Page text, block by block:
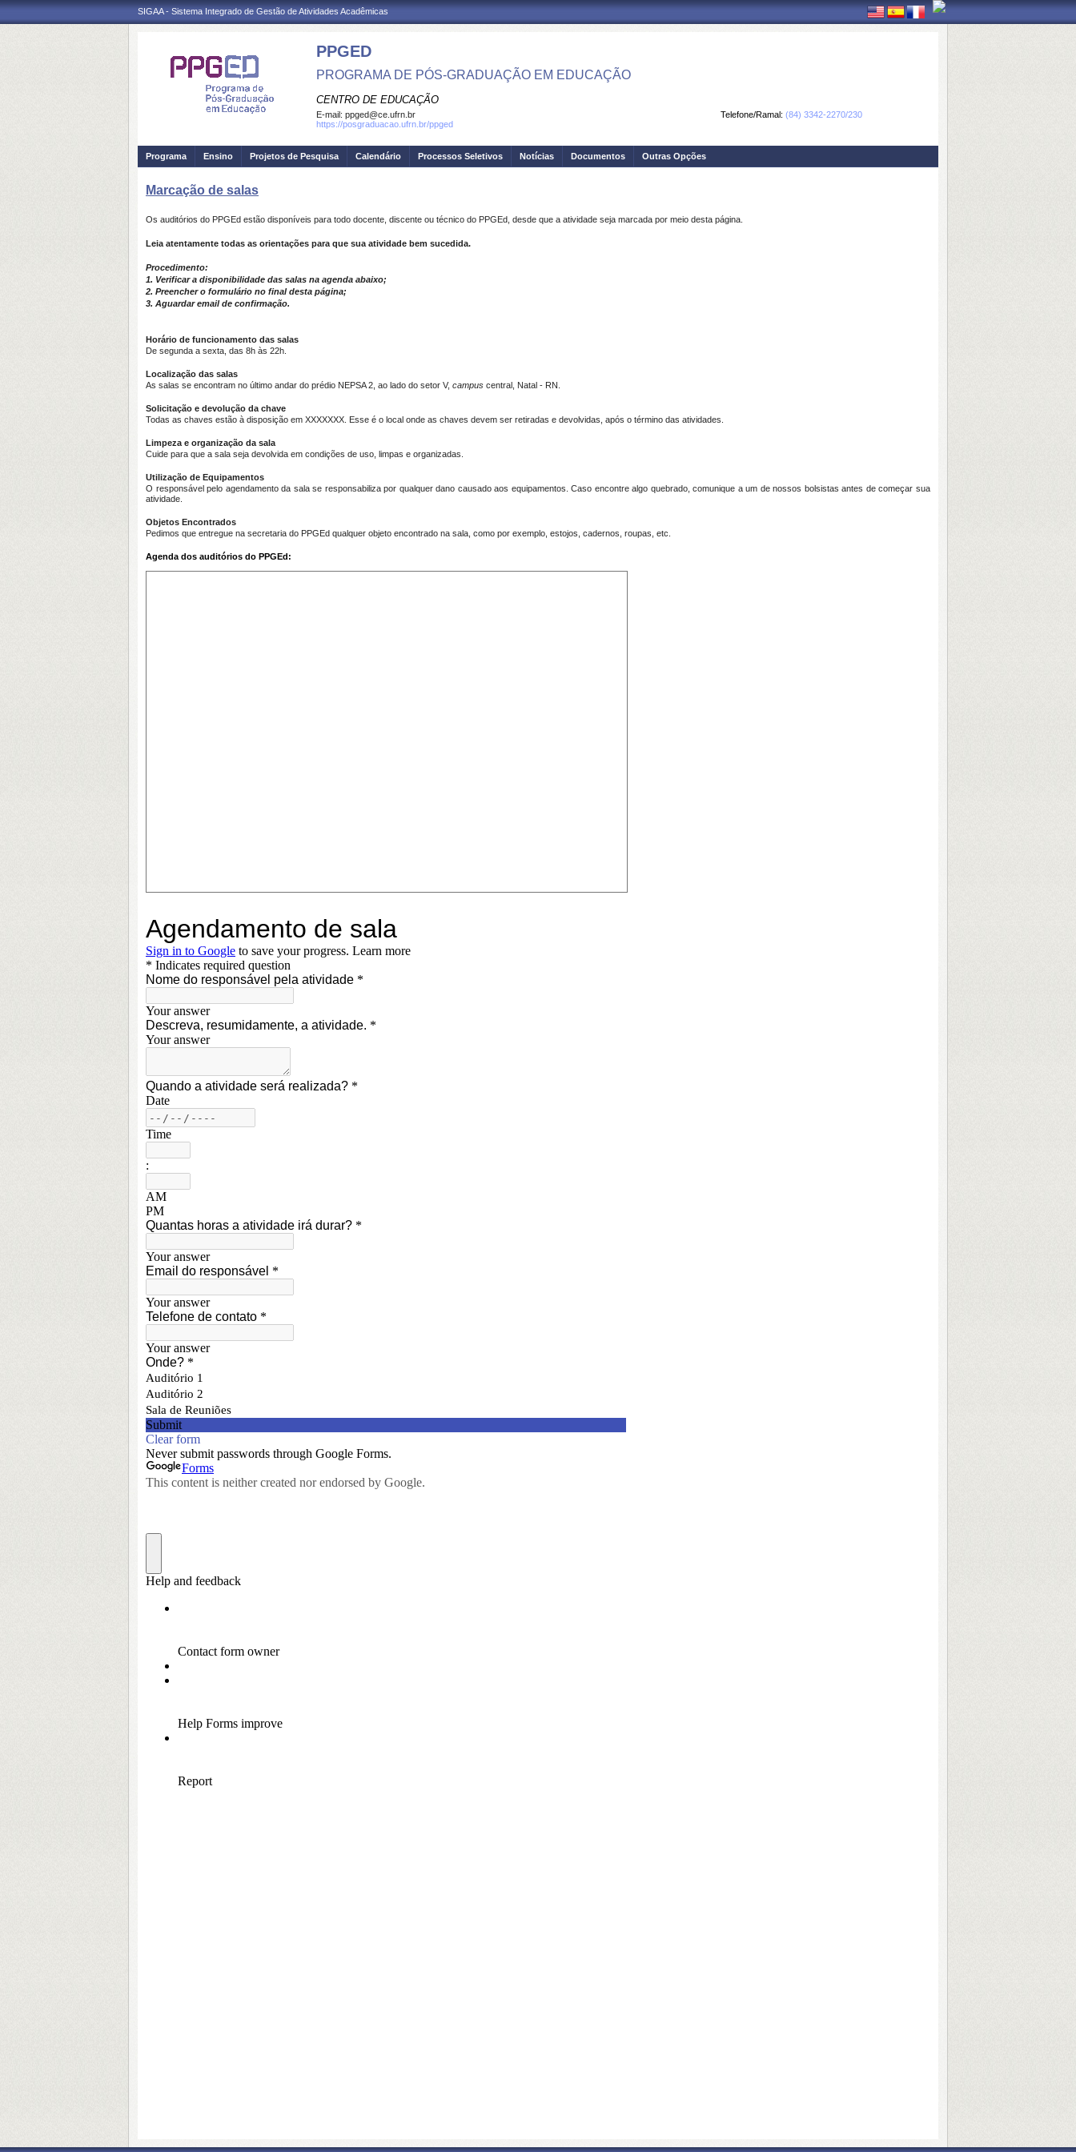
SIGAA - Sistema Integrado de Gestão de Atividades Acadêmicas
PPGED
PROGRAMA DE PÓS-GRADUAÇÃO EM EDUCAÇÃO
CENTRO DE EDUCAÇÃO
Telefone/Ramal: (84) 3342-2270/230
E-mail: ppged@ce.ufrn.br
https://posgraduacao.ufrn.br/ppged
Programa Ensino Projetos de Pesquisa Calendário Processos Seletivos Notícias Documentos Outras Opções
Marcação de salas
Os auditórios do PPGEd estão disponíveis para todo docente, discente ou técnico do PPGEd, desde que a atividade seja marcada por meio desta página.
Leia atentamente todas as orientações para que sua atividade bem sucedida.
Procedimento:
1. Verificar a disponibilidade das salas na agenda abaixo;
2. Preencher o formulário no final desta página;
3. Aguardar email de confirmação.
Horário de funcionamento das salas
De segunda a sexta, das 8h às 22h.
Localização das salas
As salas se encontram no último andar do prédio NEPSA 2, ao lado do setor V, campus central, Natal - RN.
Solicitação e devolução da chave
Todas as chaves estão à disposição em XXXXXXX. Esse é o local onde as chaves devem ser retiradas e devolvidas, após o término das atividades.
Limpeza e organização da sala
Cuide para que a sala seja devolvida em condições de uso, limpas e organizadas.
Utilização de Equipamentos
O responsável pelo agendamento da sala se responsabiliza por qualquer dano causado aos equipamentos. Caso encontre algo quebrado, comunique a um de nossos bolsistas antes de começar sua
atividade.
Objetos Encontrados
Pedimos que entregue na secretaria do PPGEd qualquer objeto encontrado na sala, como por exemplo, estojos, cadernos, roupas, etc.
Agenda dos auditórios do PPGEd: